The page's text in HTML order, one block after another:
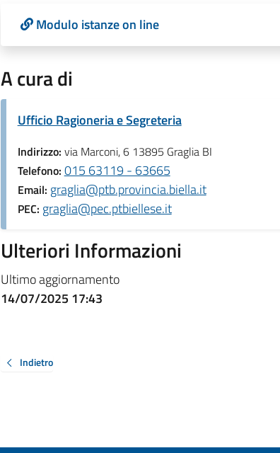
Modulo istanze on line
A cura di
Ufficio Ragioneria e Segreteria
Indirizzo: via Marconi, 6 13895 Graglia BI
Telefono: 015 63119 - 63665
Email: graglia@ptb.provincia.biella.it
PEC: graglia@pec.ptbiellese.it
Ulteriori Informazioni
Ultimo aggiornamento
14/07/2025 17:43
Indietro